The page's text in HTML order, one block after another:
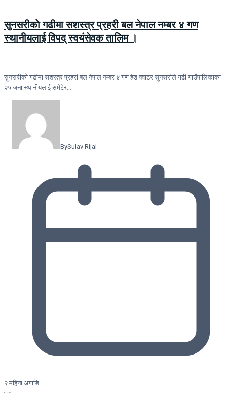
सुनसरीकाे गढीमा सशस्त्र प्रहरी बल नेपाल नम्बर ४ गण
स्थानीयलाई विपद् स्वयंसेवक तालिम ।
सुनसरीकाे गढीमा सशस्त्र प्रहरी बल नेपाल नम्बर ४ गण हेड क्वाटर सुनसरीले गढी गाउँपालिकाका
२५ जना स्थानीयलाई समेटेर…
BySulav Rijal
२ महिना अगाडि